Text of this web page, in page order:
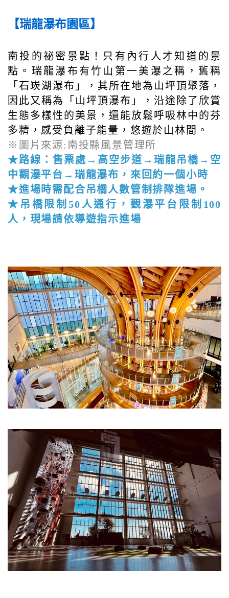
【瑞龍瀑布園區】
南投的祕密景點！只有內行人才知道的景
點。瑞龍瀑布有竹山第一美瀑之稱，舊稱
「石崁湖瀑布」，其所在地為山坪頂聚落，
因此又稱為「山坪頂瀑布」，沿途除了欣賞
生態多樣性的美景，還能放鬆呼吸林中的芬
多精，感受負離子能量，悠遊於山林間。
※圖片來源:南投縣風景管理所
★路線：售票處→高空步道→瑞龍吊橋→空
中觀瀑平台→瑞龍瀑布，來回約一個小時
★進場時需配合吊橋人數管制排隊進場。
★吊橋限制50人通行，觀瀑平台限制100
人，現場請依導遊指示進場